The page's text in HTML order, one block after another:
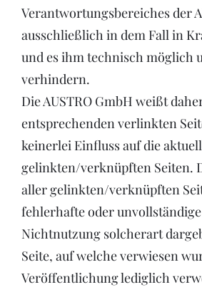
Verantwortungsbereiches der
ausschließlich in dem Fall in
und es ihm technisch möglich
verhindern.
Die AUSTRO GmbH weißt
entsprechenden verlinkten
keinerlei Einfluss auf die
gelinkten/verknüpften Seiten.
aller gelinkten/verknüpften
fehlerhafte oder
Nichtnutzung solcherart
Seite, auf welche verwiesen
Veröffentlichung lediglich